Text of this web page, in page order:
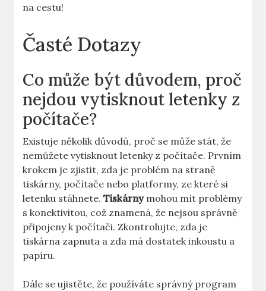
na cestu!
Časté Dotazy
Co může být důvodem, proč
nejdou vytisknout letenky z
počítače?
Existuje několik důvodů, proč se může stát, že
nemůžete vytisknout letenky z počítače. Prvním
krokem je zjistit, zda je problém na straně
tiskárny, počítače nebo platformy, ze které si
letenku stáhnete.Tiskárnymohou mít problémy
s konektivitou, což znamená, že nejsou správně
připojeny k počítači. Zkontrolujte, zda je
tiskárna zapnuta a zda má dostatek inkoustu a
papíru.
Dále se ujistěte, že používáte správný program